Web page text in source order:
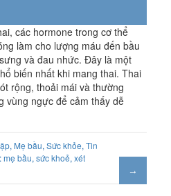
các hormone trong cơ thể
làm cho lượng máu đến bầu
và đau nhức. Đây là một
biến nhất khi mang thai. Thai
rộng, thoải mái và thường
vùng ngực để cảm thấy dễ
, Mẹ bầu,Sức khỏe,Tin
mẹ bầu,sức khoẻ,xét